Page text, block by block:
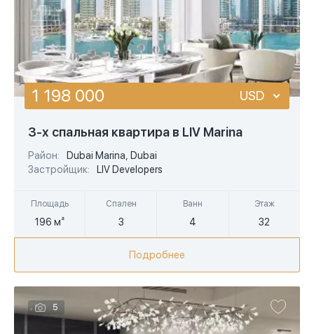
3-х спальная квартира в LIV Marina
Район:
Dubai Marina, Dubai
Застройщик:
LIV Developers
Площадь
196 м²
Спален
3
Ванн
4
Этаж
32
1 198 000 USD
Подробнее
5